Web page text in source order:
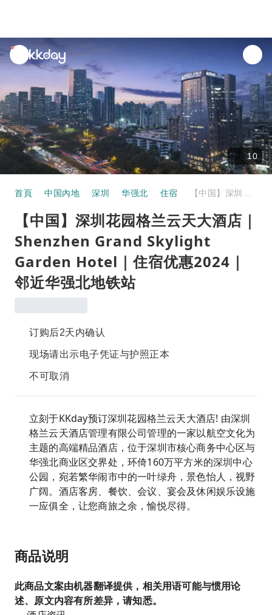
unread
notifications
10
首頁 中国內地 深圳 华强北 住宿
【中国】深圳花园格兰云天大酒店｜
Shenzhen Grand Skylight
Garden Hotel｜住宿优惠2024｜
邻近华强北地铁站
订购后2天内确认
现场请出示电子凭证与护照正本
不可取消
立刻于KKday预订深圳花园格兰云天大酒店! 由深圳
格兰云天酒店管理有限公司管理的一家以航空文化为
主题的高端精品酒店，位于深圳市核心商务中心区与
华强北商业区交界处，环倚160万平方米的深圳中心
公园，宛若繁华闹市中的一叶绿舟，景色怡人，视野
广阔。酒店客房、餐饮、会议、宴会及休闲娱乐设施
一应俱全，让您商旅之余，愉悦尽得。
商品说明
此商品文案由机器翻译提供，相关用语可能与惯用论
述、原文内容有所差异，请知悉。